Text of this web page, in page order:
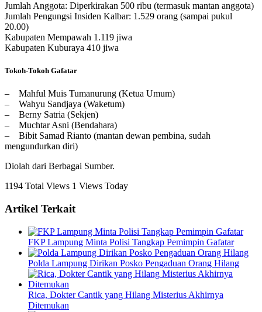
Jumlah Anggota: Diperkirakan 500 ribu (termasuk mantan anggota)
Jumlah Pengungsi Insiden Kalbar: 1.529 orang (sampai pukul
20.00)
Kabupaten Mempawah 1.119 jiwa
Kabupaten Kuburaya 410 jiwa
Tokoh-Tokoh Gafatar
– Mahful Muis Tumanurung (Ketua Umum)
– Wahyu Sandjaya (Waketum)
– Berny Satria (Sekjen)
– Muchtar Asni (Bendahara)
– Bibit Samad Rianto (mantan dewan pembina, sudah
mengundurkan diri)
Diolah dari Berbagai Sumber.
1194 Total Views 1 Views Today
Artikel Terkait
FKP Lampung Minta Polisi Tangkap Pemimpin Gafatar
Polda Lampung Dirikan Posko Pengaduan Orang Hilang
Rica, Dokter Cantik yang Hilang Misterius Akhirnya
Ditemukan